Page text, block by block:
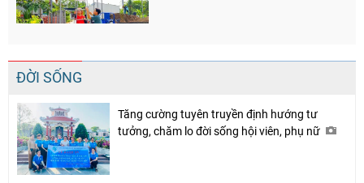
ĐỜI SỐNG
Tăng cường tuyên truyền định hướng tư
tưởng, chăm lo đời sống hội viên, phụ nữ